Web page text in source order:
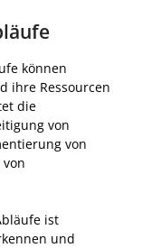
können
ihre Ressourcen
die
von
von
ist
und